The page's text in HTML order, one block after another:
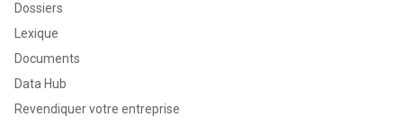
Dossiers
Lexique
Documents
Data Hub
Revendiquer votre entreprise